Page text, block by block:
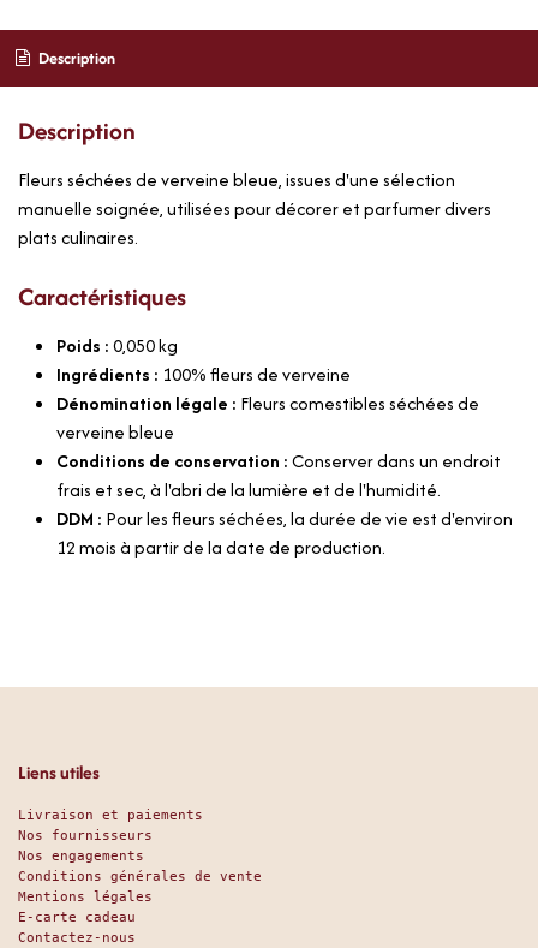
Description
Description
Fleurs séchées de verveine bleue, issues d'une sélection
manuelle soignée, utilisées pour décorer et parfumer divers
plats culinaires.
Caractéristiques
Poids :0,050kg
Ingrédients : 100% fleurs de verveine
Dénomination légale : Fleurs comestibles séchées de
verveine bleue
Conditions de conservation :Conserver dans un endroit
frais et sec, à l'abri de la lumière et de l'humidité.
DDM : Pour les fleurs séchées, la durée de vie est d'environ
12 mois à partir de la date de production.
Liens utiles
Livraison et paiements
Nos fournisseurs
Nos engagements
Conditions générales de vente
Mentions légales
E-carte cadeau
Contactez-nous